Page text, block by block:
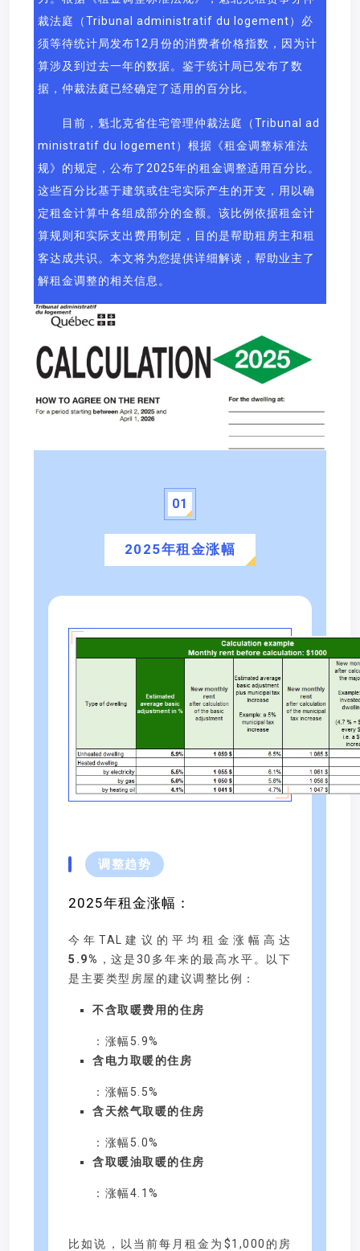
裁法庭（Tribunal administratif du logement）必
须等待统计局发布12月份的消费者价格指数，因为计
算涉及到过去一年的数据。鉴于统计局已发布了数
据，仲裁法庭已经确定了适用的百分比。
目前，魁北克省住宅管理仲裁法庭（Tribunal ad
ministratif du logement）根据《租金调整标准法
规》的规定，公布了2025年的租金调整适用百分比。
这些百分比基于建筑或住宅实际产生的开支，用以确
定租金计算中各组成部分的金额。该比例依据租金计
算规则和实际支出费用制定，目的是帮助租房主和租
客达成共识。本文将为您提供详细解读，帮助业主了
解租金调整的相关信息。
01
2025年租金涨幅
调整趋势
2025年租金涨幅：
今年TAL建议的平均租金涨幅高达
5.9% ，这是30多年来的最高水平。以下
是主要类型房屋的建议调整比例：
不含取暖费用的住房
：涨幅5.9%
含电力取暖的住房
：涨幅5.5%
含天然气取暖的住房
：涨幅5.0%
含取暖油取暖的住房
：涨幅4.1%
比如说，以当前每月租金为$1,000的房